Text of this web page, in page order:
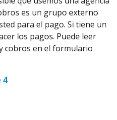
es un grupo externo
para el pago. Si tiene un
los pagos. Puede leer
cobros en el formulario
4